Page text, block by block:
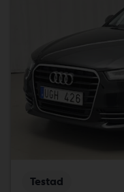
Testad